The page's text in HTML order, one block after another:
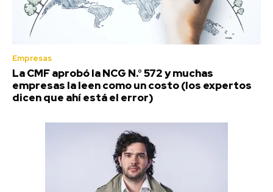
Empresas
La CMF aprobó la NCG N.° 572 y muchas
empresas la leen como un costo (los expertos
dicen que ahí está el error)